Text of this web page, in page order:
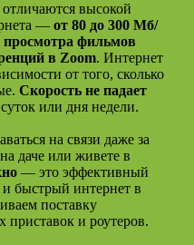
отличаются высокой
— от 80 до 300 Мб/
просмотра фильмов
в Zoom. Интернет
от того, сколько
Скорость не падает
или дня недели.
на связи даже за
даче или живете в
— это эффективный
быстрый интернет в
поставку
приставок и роутеров.